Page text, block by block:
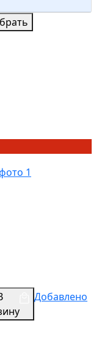
Добавлено